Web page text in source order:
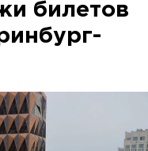
билетов